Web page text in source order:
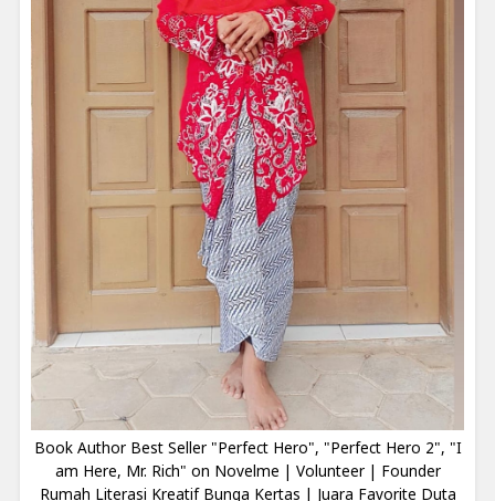
Book Author Best Seller "Perfect Hero", "Perfect Hero 2", "I
am Here, Mr. Rich" on Novelme | Volunteer | Founder
Rumah Literasi Kreatif Bunga Kertas | Juara Favorite Duta